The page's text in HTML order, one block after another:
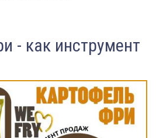
- как инструмент